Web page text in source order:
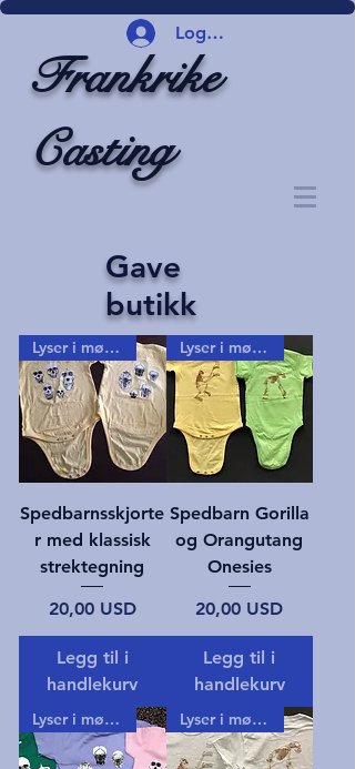
Logg inn
Frankrike
Casting
Lyser i mørket!
Spedbarnsskjorte
r med klassisk
strektegning
Pris
20,00 USD
Legg til i
handlekurv
Lyser i mørket!
Spedbarn Gorilla
og Orangutang
Onesies
Pris
20,00 USD
Legg til i
handlekurv
Lyser i mørket! Lyser i mørket!
Gave
butikk